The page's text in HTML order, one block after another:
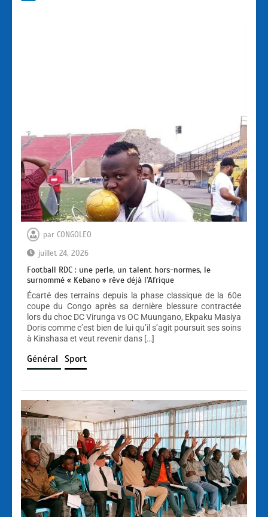
par CONGOLEO
juillet 24, 2026
Football RDC : une perle, un talent hors-normes, le
surnommé « Kebano » rêve déjà l’Afrique
Écarté des terrains depuis la phase classique de la 60e
coupe du Congo après sa dernière blessure contractée
lors du choc DC Virunga vs OC Muungano, Ekpaku Masiya
Doris comme c’est bien de lui qu’il s’agit poursuit ses soins
à Kinshasa et veut revenir dans […]
Général Sport